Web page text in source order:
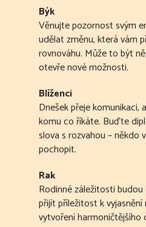
Býk
Věnujte pozornost svým
udělat změnu, která vám
rovnováhu. Může to být
otevře nové možnosti.
Blíženci
Dnešek přeje komunikaci,
komu co říkáte. Buďte
slova s rozvahou – někdo
pochopit.
Rak
Rodinné záležitosti
přijít příležitost k
vytvoření